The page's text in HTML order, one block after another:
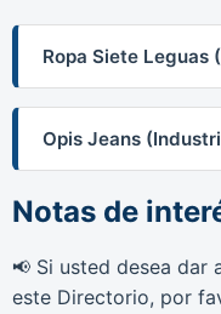
Ropa Siete Leguas
Opis Jeans
Notas de
📢 Si usted desea dar
este Directorio, por